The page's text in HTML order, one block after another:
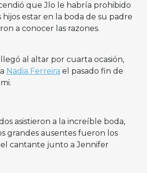
que Jlo le habría prohibido
hijos estar en la boda de su padre
a conocer las razones.
al altar por cuarta ocasión,
Nadia Ferreira el pasado fin de
asistieron a la increíble boda,
grandes ausentes fueron los
cantante junto a Jennifer